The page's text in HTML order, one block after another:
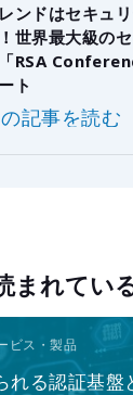
ンドはセキュ
世界最大級の
「RSA
ト
記事を読む
まれてい
ス・製品
れる認証基盤